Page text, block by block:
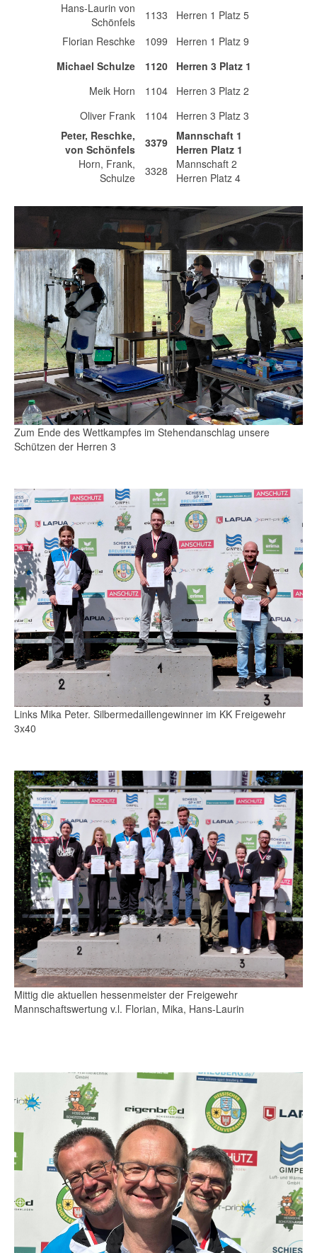
Hans-Laurin von
Schönfels
1133
Herren 1 Platz 5
Florian Reschke
1099
Herren 1 Platz 9
Michael Schulze
1120
Herren 3 Platz 1
Meik Horn
1104
Herren 3 Platz 2
Oliver Frank
1104
Herren 3 Platz 3
Peter, Reschke,
von Schönfels
3379
Mannschaft 1
Herren Platz 1
Horn, Frank,
Schulze
3328
Mannschaft 2
Herren Platz 4
Zum Ende des Wettkampfes im Stehendanschlag unsere
Schützen der Herren 3
Links Mika Peter. Silbermedaillengewinner im KK Freigewehr
3x40
Mittig die aktuellen hessenmeister der Freigewehr
Mannschaftswertung v.l. Florian, Mika, Hans-Laurin